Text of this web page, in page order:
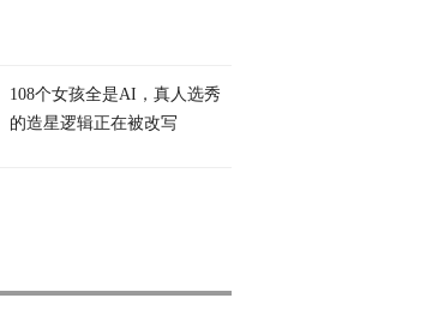
108个女孩全是AI，真人选秀
的造星逻辑正在被改写